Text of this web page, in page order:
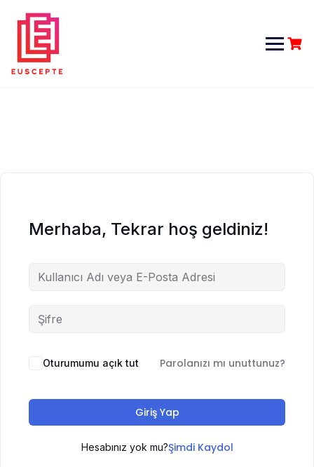
content
Merhaba, Tekrar hoş geldiniz!
Oturumumu açık tut Parolanızı mı unuttunuz?
Giriş Yap
Hesabınız yok mu?Şimdi Kaydol